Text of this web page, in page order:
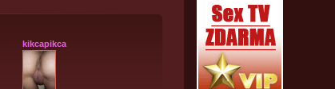
kikcapikca